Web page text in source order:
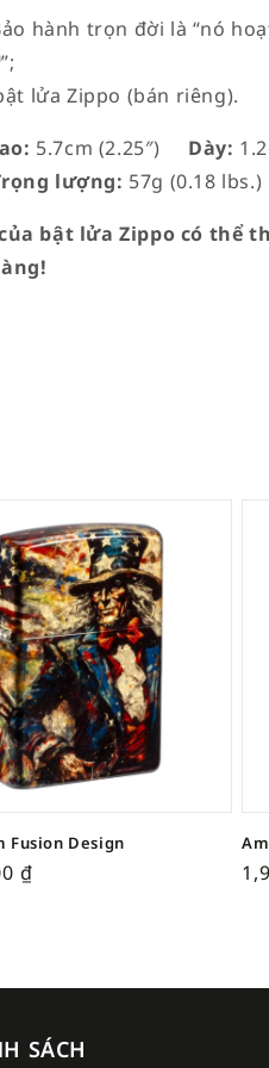
hành trọn đời là “nó
lửa Zippo (bán riêng).
5.7cm (2.25″) Dày:
lượng: 57g (0.18 lbs.)
bật lửa Zippo có thể
Fusion Design
₫
SÁCH